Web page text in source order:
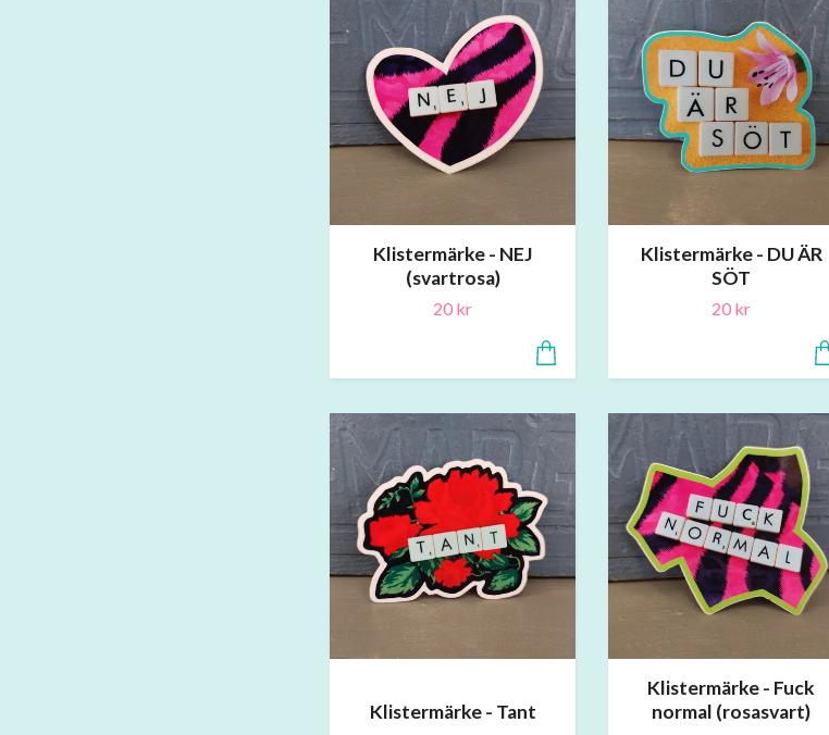
Klistermärke - NEJ
(svartrosa)
20 kr
Klistermärke - DU ÄR
SÖT
20 kr
Klistermärke - Tant
Klistermärke - Fuck
normal (rosasvart)